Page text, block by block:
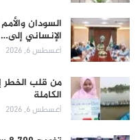
السودان
الإنساني إلى…
أغسطس 6, 2026
من قلب الخطر
الكاملة
أغسطس 6, 2026